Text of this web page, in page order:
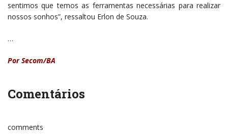
sentimos que temos as ferramentas necessárias para realizar
nossos sonhos”, ressaltou Erlon de Souza.
…
Por Secom/BA
Comentários
comments